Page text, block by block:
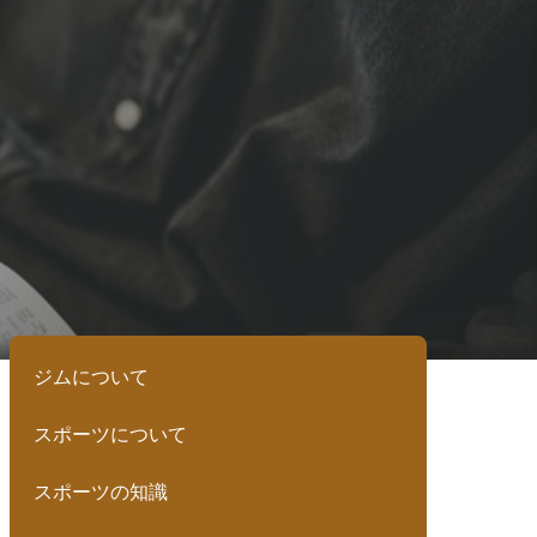
ジムについて
スポーツについて
スポーツの知識